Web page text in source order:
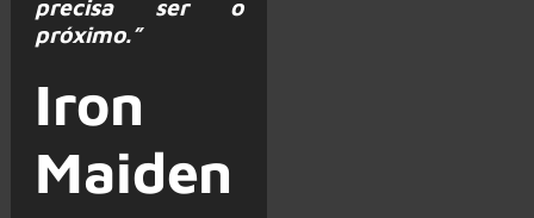
precisa ser o
próximo.”
Iron
Maiden